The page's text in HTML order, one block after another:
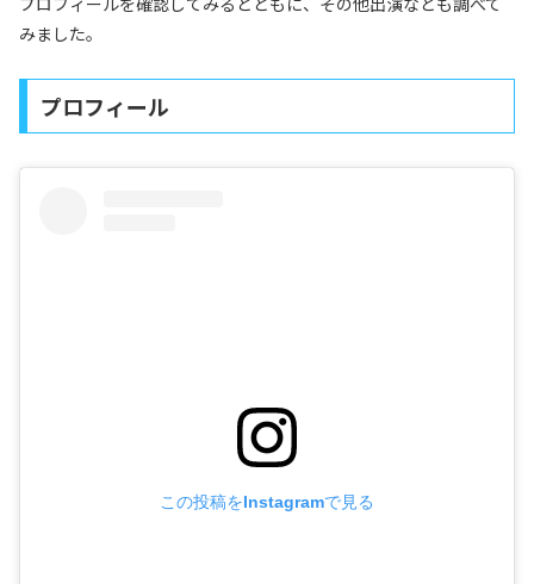
みました。
プロフィール
この投稿をInstagramで見る